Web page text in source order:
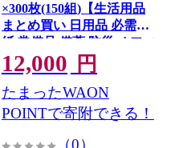
×300枚(150組)【生活用品
まとめ買い 日用品 必需品
紙 常備品 備蓄 防災 オフィ
ス ティッシュペーパー て
ぃっしゅ ティッシュ】
010B1962
12,000 円
たまったWAON
POINTで寄附できる！
（0）